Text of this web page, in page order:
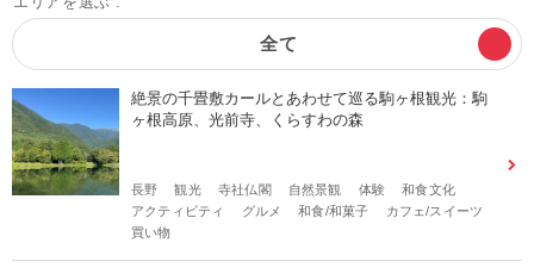
全て
絶景の千畳敷カールとあわせて巡る駒ヶ根観光：駒
ヶ根高原、光前寺、くらすわの森
長野 観光 寺社仏閣 自然景観 体験
和食文化
アクティビティ
グルメ 和食/和菓子
カフェ/スイーツ
買い物